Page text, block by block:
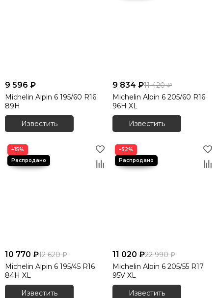
Шины Minerva
Шины Firestone
Шины Nokian Tyres
9 596 ₽
Michelin Alpin 6 195/60 R16
89H
Известить
9 834 ₽11 420 ₽
Michelin Alpin 6 205/60 R16
96H XL
Известить
−15%
10 770 ₽12 620 ₽
Michelin Alpin 6 195/45 R16
84H XL
Известить
−52%
11 020 ₽22 990 ₽
Michelin Alpin 6 205/55 R17
95V XL
Известить